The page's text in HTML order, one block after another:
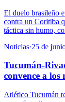
El duelo brasileño
contra un Coritiba
táctica sin humo,
Noticias·25 de
Tucumán-
convence a los
Atlético Tucumán